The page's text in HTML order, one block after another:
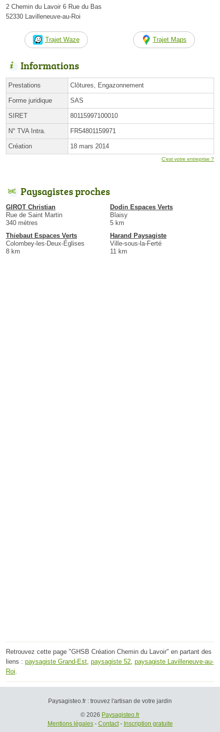
2 Chemin du Lavoir 6 Rue du Bas
52330 Lavilleneuve-au-Roi
Trajet Waze Trajet Maps
Informations
Prestations Clôtures, Engazonnement
Forme juridique SAS
SIRET 80115997100010
N° TVA Intra. FR54801159971
Création 18 mars 2014
C'est votre entreprise ?
Paysagistes proches
GIROT Christian
Rue de Saint Martin
340 mètres
Dodin Espaces Verts
Blaisy
5 km
Thiebaut Espaces Verts
Colombey-les-Deux-Églises
8 km
Harand Paysagiste
Ville-sous-la-Ferté
11 km
Retrouvez cette page "GHSB Création Chemin du Lavoir" en partant des
liens : paysagiste Grand-Est, paysagiste 52, paysagiste Lavilleneuve-au-
Roi.
Paysagisteo.fr : trouvez l'artisan de votre jardin
© 2026 Paysagisteo.fr
Mentions légales- Contact- Inscription gratuite